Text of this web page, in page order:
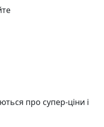
про супер-ціни і